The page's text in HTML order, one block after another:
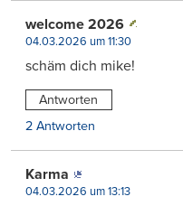
welcome 2026
04.03.2026 um 11:30
schäm dich mike!
Antworten
2 Antworten
Karma
04.03.2026 um 13:13